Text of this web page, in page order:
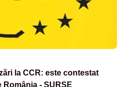
la CCR: este contestat
- SURSE